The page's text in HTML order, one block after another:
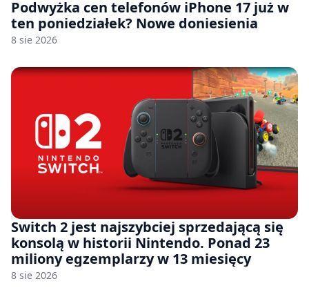
Podwyżka cen telefonów iPhone 17 już w
ten poniedziałek? Nowe doniesienia
8 sie 2026
Switch 2 jest najszybciej sprzedającą się
konsolą w historii Nintendo. Ponad 23
miliony egzemplarzy w 13 miesięcy
8 sie 2026